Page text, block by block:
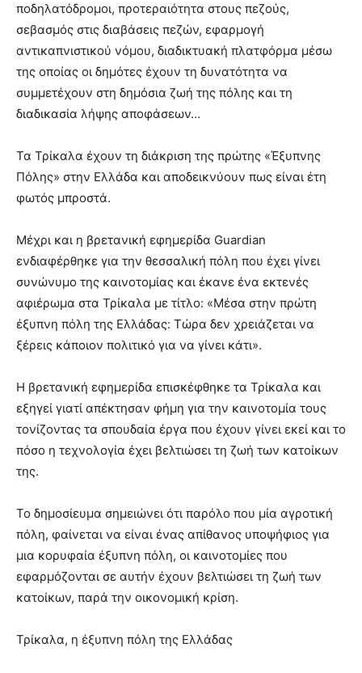
ποδηλατόδρομοι, προτεραιότητα στους πεζούς,
σεβασμός στις διαβάσεις πεζών, εφαρμογή
αντικαπνιστικού νόμου, διαδικτυακή πλατφόρμα μέσω
της οποίας οι δημότες έχουν τη δυνατότητα να
συμμετέχουν στη δημόσια ζωή της πόλης και τη
διαδικασία λήψης αποφάσεων…
Τα Τρίκαλα έχουν τη διάκριση της πρώτης «Έξυπνης
Πόλης» στην Ελλάδα και αποδεικνύουν πως είναι έτη
φωτός μπροστά.
Μέχρι και η βρετανική εφημερίδα Guardian
ενδιαφέρθηκε για την θεσσαλική πόλη που έχει γίνει
συνώνυμο της καινοτομίας και έκανε ένα εκτενές
αφιέρωμα στα Τρίκαλα με τίτλο: «Μέσα στην πρώτη
έξυπνη πόλη της Ελλάδας: Τώρα δεν χρειάζεται να
ξέρεις κάποιον πολιτικό για να γίνει κάτι».
Η βρετανική εφημερίδα επισκέφθηκε τα Τρίκαλα και
εξηγεί γιατί απέκτησαν φήμη για την καινοτομία τους
τονίζοντας τα σπουδαία έργα που έχουν γίνει εκεί και το
πόσο η τεχνολογία έχει βελτιώσει τη ζωή των κατοίκων
της.
Το δημοσίευμα σημειώνει ότι παρόλο που μία αγροτική
πόλη, φαίνεται να είναι ένας απίθανος υποψήφιος για
μια κορυφαία έξυπνη πόλη, οι καινοτομίες που
εφαρμόζονται σε αυτήν έχουν βελτιώσει τη ζωή των
κατοίκων, παρά την οικονομική κρίση.
Τρίκαλα, η έξυπνη πόλη της Ελλάδας